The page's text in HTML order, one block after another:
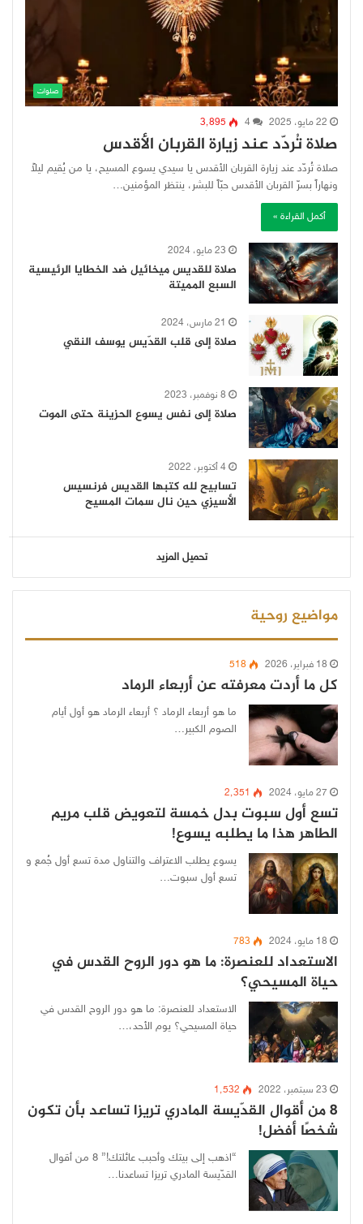
صلوات
22 مايو، 2025 4 3٬895
صلاة تُردّد عند زيارة القربان الأقدس
صلاة تُردّد عند زيارة القربان الأقدس يا سيدي يسوع المسيح، يا من يُقيم ليلاً
ونهاراً بسرّ القربان الأقدس حبّاً للبشر، ينتظر المؤمنين…
أكمل القراءة »
23 مايو، 2024
صلاة للقديس ميخائيل ضد الخطايا الرئيسية
السبع المميتة
21 مارس، 2024
صلاة إلى قلب القدّيس يوسف النقي
8 نوفمبر، 2023
صلاة إلى نفس يسوع الحزينة حتى الموت
4 أكتوبر، 2022
تسابيح لله كتبها القديس فرنسيس
الأسيزي حين نال سمات المسيح
تحميل المزيد
مواضيع روحية
18 فبراير، 2026 518
كل ما أردت معرفته عن أربعاء الرماد
ما هو أربعاء الرماد ؟ أربعاء الرماد هو أول أيام
الصوم الكبير…
27 مايو، 2024 2٬351
تسع أول سبوت بدل خمسة لتعويض قلب مريم
الطاهر هذا ما يطلبه يسوع!
يسوع يطلب الاعتراف والتناول مدة تسع أول جُمع و
تسع أول سبوت…
18 مايو، 2024 783
الاستعداد للعنصرة: ما هو دور الروح القدس في
حياة المسيحي؟
الاستعداد للعنصرة: ما هو دور الروح القدس في
حياة المسيحي؟ يوم الأحد،…
23 سبتمبر، 2022 1٬532
8 من أقوال القدّيسة المادري تريزا تساعد بأن تكون
شخصًا أفضل!
“اذهب إلى بيتك وأحبب عائلتك!” 8 من أقوال
القدّيسة المادري تريزا تساعدنا…